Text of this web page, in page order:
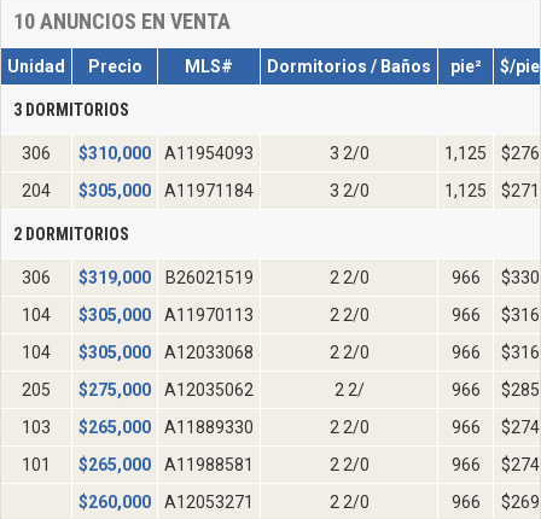
10ANUNCIOS EN VENTA
Unidad Precio MLS# Dormitorios / Baños pie² $/pie
3 DORMITORIOS
306 $310,000 A11954093 3 2/0 1,125
$276
204
$305,000 A11971184 3 2/0 1,125 $271
2 DORMITORIOS
306 $319,000 B26021519 2 2/0 966
$330
104
$305,000 A11970113 2 2/0 966
$316
104
$305,000 A12033068 2 2/0 966
$316
205
$275,000 A12035062 2 2/ 966
$285
103
$265,000 A11889330 2 2/0 966
$274
101
$265,000 A11988581 2 2/0 966
$274
$260,000 A12053271 2 2/0 966 $269